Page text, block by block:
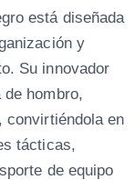
está diseñada
y
Su innovador
hombro,
convirtiéndola en
tácticas,
de equipo